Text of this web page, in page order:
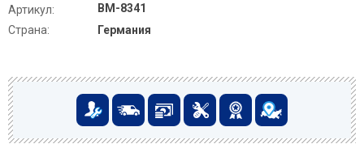
Артикул:
BM-8341
Страна:
Германия